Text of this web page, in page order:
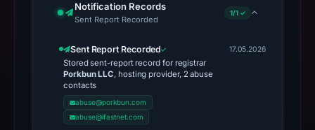
Notification Records
Sent Report Recorded
1/1 ✓
Sent Report Recorded
Stored sent-report record for registrar
Porkbun LLC, hosting provider, 2 abuse
contacts
abuse@porkbun.com
abuse@ifastnet.com
17.05.2026